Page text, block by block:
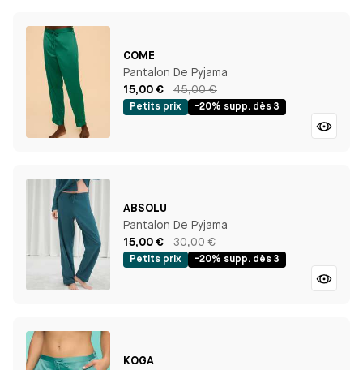
COME
Pantalon De Pyjama
15,00 €
45,00 €
Petits prix -20% supp. dès 3
ABSOLU
Pantalon De Pyjama
15,00 €
30,00 €
Petits prix -20% supp. dès 3
KOGA